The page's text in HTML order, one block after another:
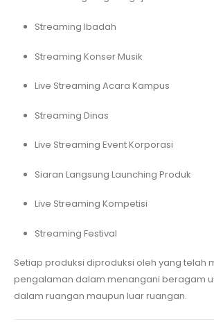
Streaming Ibadah
Streaming Konser Musik
Live Streaming Acara Kampus
Streaming Dinas
Live Streaming Event Korporasi
Siaran Langsung Launching Produk
Live Streaming Kompetisi
Streaming Festival
Setiap produksi diproduksi oleh yang telah
pengalaman dalam menangani beragam
dalam ruangan maupun luar ruangan.